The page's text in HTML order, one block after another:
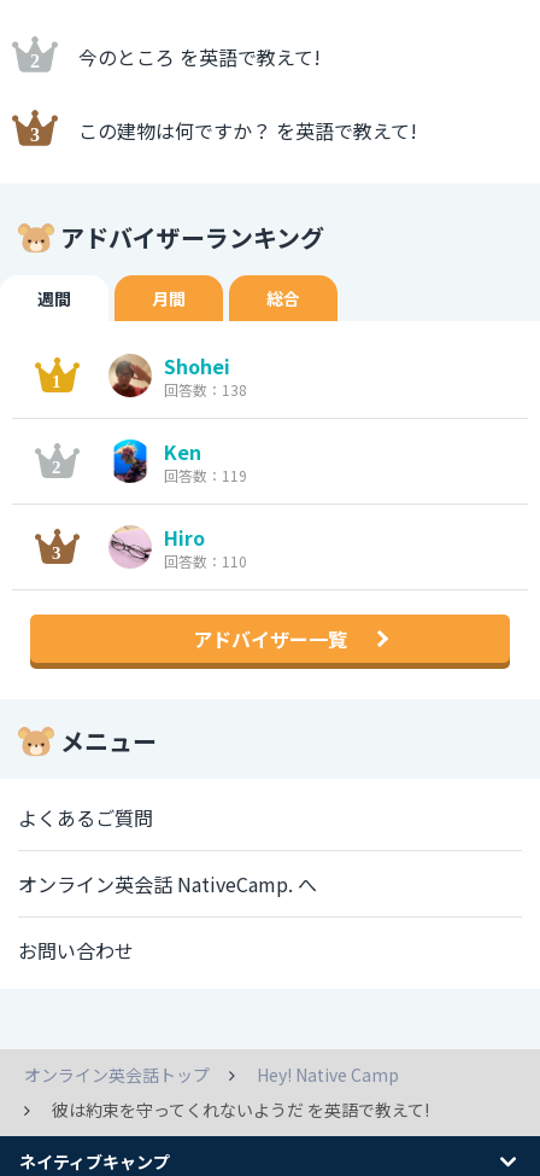
今のところ を英語で教えて!
この建物は何ですか？ を英語で教えて!
アドバイザーランキング
週間 月間 総合
Shohei
回答数：138
Ken
回答数：119
Hiro
回答数：110
アドバイザー一覧
メニュー
よくあるご質問
オンライン英会話 NativeCamp. へ
お問い合わせ
オンライン英会話トップ
Hey! Native Camp
彼は約束を守ってくれないようだ を英語で教えて!
ネイティブキャンプ